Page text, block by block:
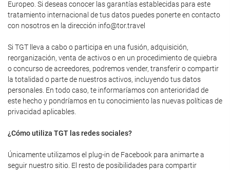
Europeo. Si deseas conocer las garantías establecidas para este
tratamiento internacional de tus datos puedes ponerte en contacto
con nosotros en la dirección info@tor.travel
Si TGT lleva a cabo o participa en una fusión, adquisición,
reorganización, venta de activos o en un procedimiento de quiebra
o concurso de acreedores, podremos vender, transferir o compartir
la totalidad o parte de nuestros activos, incluyendo tus datos
personales. En todo caso, te informaríamos con anterioridad de
este hecho y pondríamos en tu conocimiento las nuevas políticas de
privacidad aplicables.
¿Cómo utiliza TGT las redes sociales?
Únicamente utilizamos el plug-in de Facebook para animarte a
seguir nuestro sitio. El resto de posibilidades para compartir